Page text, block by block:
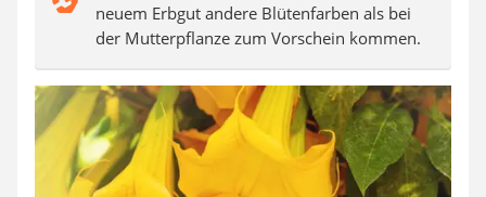
neuem Erbgut andere Blütenfarben als bei
der Mutterpflanze zum Vorschein kommen.